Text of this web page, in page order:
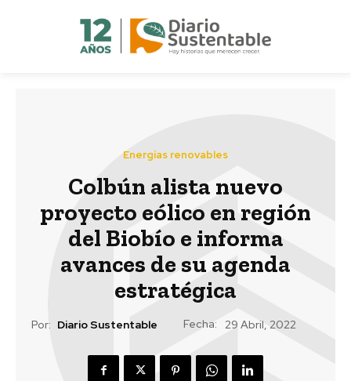
Energías renovables
Colbún alista nuevo
proyecto eólico en región
del Biobío e informa
avances de su agenda
estratégica
Por: Diario Sustentable Fecha: 29 Abril, 2022